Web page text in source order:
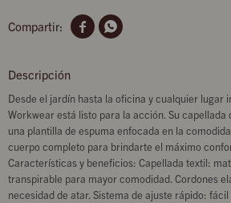
 
Descripción
Desde el jardín hasta la oficina y cualquier lugar
Workwear está listo para la acción. Su capellada
una plantilla de espuma enfocada en la
cuerpo completo para brindarte el máximo
Características y beneficios: Capellada textil:
transpirable para mayor comodidad. Cordones
necesidad de atar. Sistema de ajuste rápido: